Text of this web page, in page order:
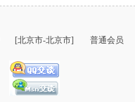
[北京市-北京市] 普通会员